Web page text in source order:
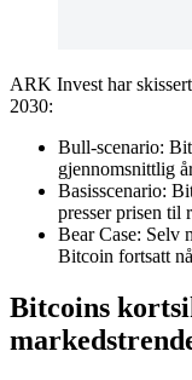
ARK Invest har
2030:
Bull-scenario:
gjennomsnittlig
Basisscenario:
presser prisen til
Bear Case: Selv
Bitcoin fortsatt
Bitcoins